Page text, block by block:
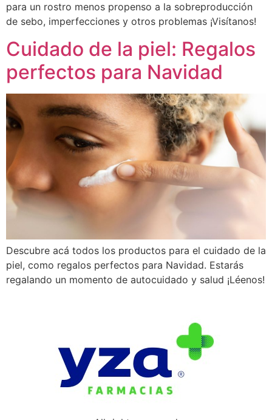
para un rostro menos propenso a la sobreproducción
de sebo, imperfecciones y otros problemas ¡Visítanos!
Cuidado de la piel: Regalos
perfectos para Navidad
Descubre acá todos los productos para el cuidado de la
piel, como regalos perfectos para Navidad. Estarás
regalando un momento de autocuidado y salud ¡Léenos!